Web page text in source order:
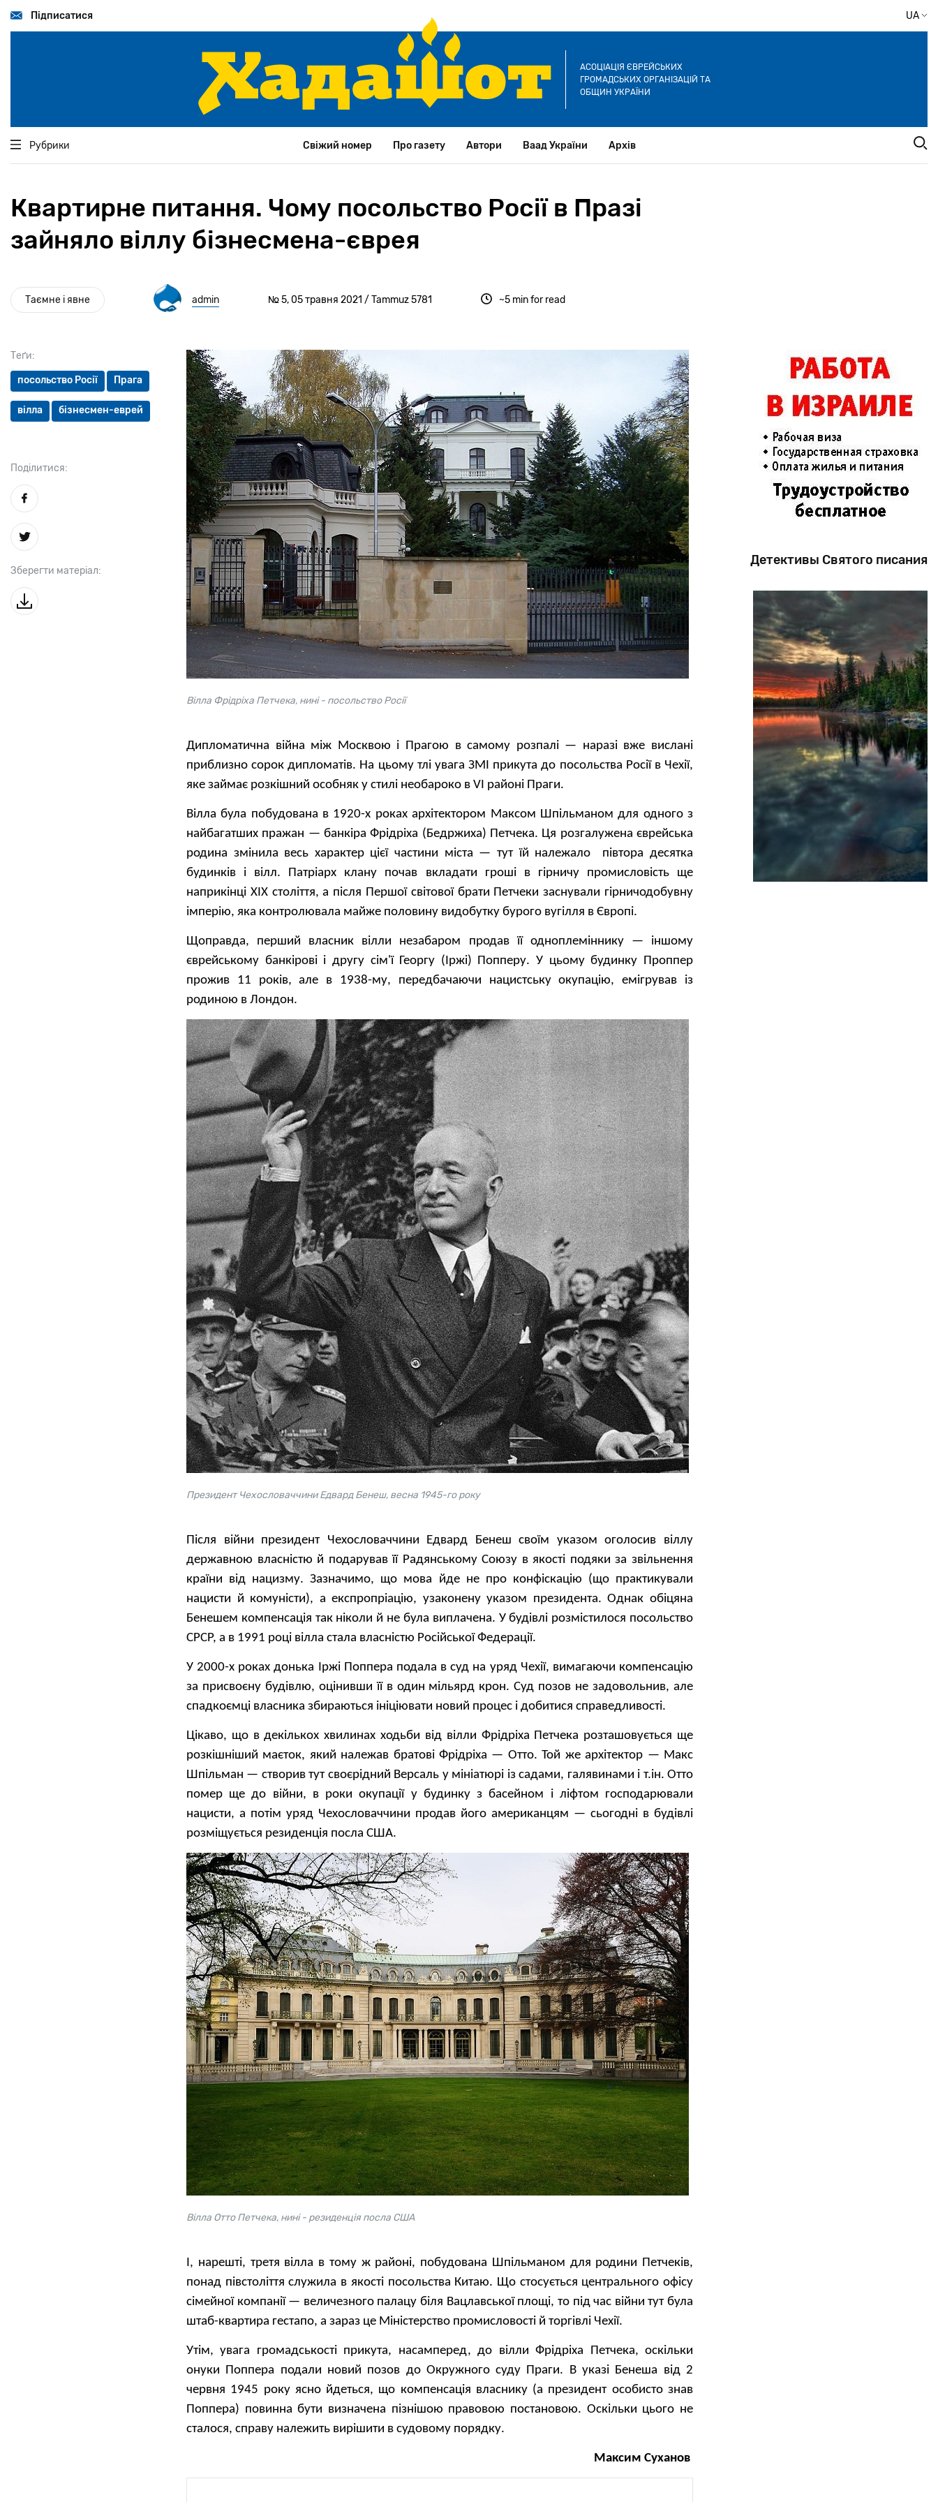
основногоПідписатися UA
АСОЦІАЦІЯ ЄВРЕЙСЬКИХ
ГРОМАДСЬКИХ ОРГАНІЗАЦІЙ ТА
ОБЩИН УКРАЇНИ
Рубрики Свіжий номер Про газету Автори Ваад України Архів
Квартирне питання. Чому посольство Росії в Празі
зайняло віллу бізнесмена-єврея
Таємне і явне admin № 5, 05 травня 2021 / Tammuz 5781 ~5 min for read
Теґи:
посольство Росії Прага
вілла бізнесмен-еврей
Поділитися:
Зберегти матеріал:
Вілла Фрідріха Петчека, нині - посольство Росії
Дипломатична війна між Москвою і Прагою в самому розпалі — наразі вже вислані
приблизно сорок дипломатів. На цьому тлі увага ЗМІ прикута до посольства Росії в Чехії,
яке займає розкішний особняк у стилі необароко в VI районі Праги.
Вілла була побудована в 1920-х роках архітектором Максом Шпільманом для одного з
найбагатших пражан — банкіра Фрідріха (Бедржиха) Петчека. Ця розгалужена єврейська
родина змінила весь характер цієї частини міста — тут їй належало півтора десятка
будинків і вілл. Патріарх клану почав вкладати гроші в гірничу промисловість ще
наприкінці XIX століття, а після Першої світової брати Петчеки заснували гірничодобувну
імперію, яка контролювала майже половину видобутку бурого вугілля в Європі.
Щоправда, перший власник вілли незабаром продав її одноплеміннику — іншому
єврейському банкірові і другу сім'ї Георгу (Іржі) Попперу. У цьому будинку Проппер
прожив 11 років, але в 1938-му, передбачаючи нацистську окупацію, емігрував із
родиною в Лондон.
Президент Чехословаччини Едвард Бенеш, весна 1945-го року
Після війни президент Чехословаччини Едвард Бенеш своїм указом оголосив віллу
державною власністю й подарував її Радянському Союзу в якості подяки за звільнення
країни від нацизму. Зазначимо, що мова йде не про конфіскацію (що практикували
нацисти й комуністи), а експропріацію, узаконену указом президента. Однак обіцяна
Бенешем компенсація так ніколи й не була виплачена. У будівлі розмістилося посольство
СРСР, а в 1991 році вілла стала власністю Російської Федерації.
У 2000-х роках донька Іржі Поппера подала в суд на уряд Чехії, вимагаючи компенсацію
за присвоєну будівлю, оцінивши її в один мільярд крон. Суд позов не задовольнив, але
спадкоємці власника збираються ініціювати новий процес і добитися справедливості.
Цікаво, що в декількох хвилинах ходьби від вілли Фрідріха Петчека розташовується ще
розкішніший маєток, який належав братові Фрідріха — Отто. Той же архітектор — Макс
Шпільман — створив тут своєрідний Версаль у мініатюрі із садами, галявинами і т.ін. Отто
помер ще до війни, в роки окупації у будинку з басейном і ліфтом господарювали
нацисти, а потім уряд Чехословаччини продав його американцям — сьогодні в будівлі
розміщується резиденція посла США.
Вілла Отто Петчека, нині - резиденція посла США
І, нарешті, третя вілла в тому ж районі, побудована Шпільманом для родини Петчеків,
понад півстоліття служила в якості посольства Китаю. Що стосується центрального офісу
сімейної компанії — величезного палацу біля Вацлавської площі, то під час війни тут була
штаб-квартира гестапо, а зараз це Міністерство промисловості й торгівлі Чехії.
Утім, увага громадськості прикута, насамперед, до вілли Фрідріха Петчека, оскільки
онуки Поппера подали новий позов до Окружного суду Праги. В указі Бенеша від 2
червня 1945 року ясно йдеться, що компенсація власнику (а президент особисто знав
Поппера) повинна бути визначена пізнішою правовою постановою. Оскільки цього не
сталося, справу належить вирішити в судовому порядку.
Максим Суханов
Детективы Святого писания